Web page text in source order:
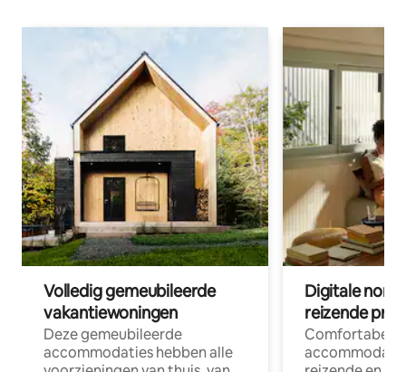
Volledig gemeubileerde
vakantiewoningen
Deze gemeubileerde
accommodaties hebben alle
Digitale
reizende
Comfortabele